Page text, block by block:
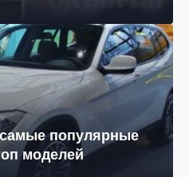
популярные
моделей